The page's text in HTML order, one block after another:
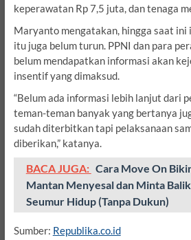
keperawatan Rp 7,5 juta, dan tenaga
Maryanto mengatakan, hingga saat
itu juga belum turun. PPNI dan para
belum mendapatkan informasi akan
insentif yang dimaksud.
“Belum ada informasi lebih lanjut dari
teman-teman banyak yang bertanya
sudah diterbitkan tapi pelaksanaan
diberikan,” katanya.
BACA JUGA: Cara Move On
Mantan Menyesal dan Minta
Seumur Hidup (Tanpa Dukun)
Sumber: Republika.co.id